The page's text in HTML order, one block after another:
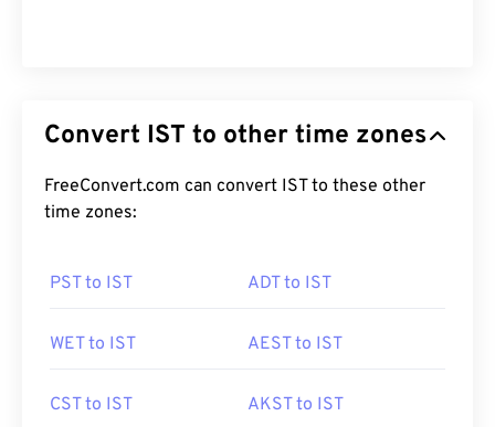
Convert IST to other time zones
FreeConvert.com can convert IST to these other
time zones:
PST to IST ADT to IST
WET to IST AEST to IST
CST to IST AKST to IST